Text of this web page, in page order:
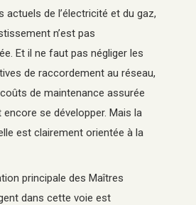
actuels de l’électricité et du gaz,
n’est pas
Et il ne faut pas négliger les
de raccordement au réseau,
de maintenance assurée
se développer. Mais la
est clairement orientée à la
principale des Maîtres
dans cette voie est